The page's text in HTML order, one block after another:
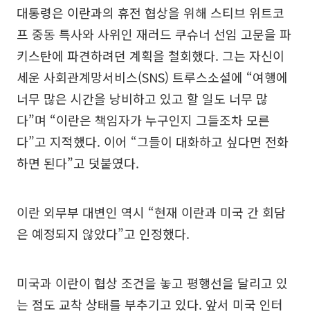
대통령은 이란과의 휴전 협상을 위해 스티브 위트코
프 중동 특사와 사위인 재러드 쿠슈너 선임 고문을 파
키스탄에 파견하려던 계획을 철회했다. 그는 자신이
세운 사회관계망서비스(SNS) 트루스소셜에 “여행에
너무 많은 시간을 낭비하고 있고 할 일도 너무 많
다”며 “이란은 책임자가 누구인지 그들조차 모른
다”고 지적했다. 이어 “그들이 대화하고 싶다면 전화
하면 된다”고 덧붙였다.
이란 외무부 대변인 역시 “현재 이란과 미국 간 회담
은 예정되지 않았다”고 인정했다.
미국과 이란이 협상 조건을 놓고 평행선을 달리고 있
는 점도 교착 상태를 부추기고 있다. 앞서 미국 인터